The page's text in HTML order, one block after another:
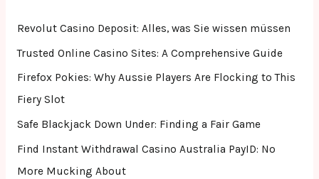
fRevolut Casino Deposit: Alles, was Sie wissen müssen
Trusted Online Casino Sites: A Comprehensive Guide
Firefox Pokies: Why Aussie Players Are Flocking to This
Fiery Slot
Safe Blackjack Down Under: Finding a Fair Game
Find Instant Withdrawal Casino Australia PayID: No
More Mucking About